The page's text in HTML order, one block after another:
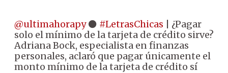
@ultimahorapy⚫ #LetrasChicas | ¿Pagar
solo el mínimo de la tarjeta de crédito sirve?
Adriana Bock, especialista en finanzas
personales, aclaró que pagar únicamente el
monto mínimo de la tarjeta de crédito sí